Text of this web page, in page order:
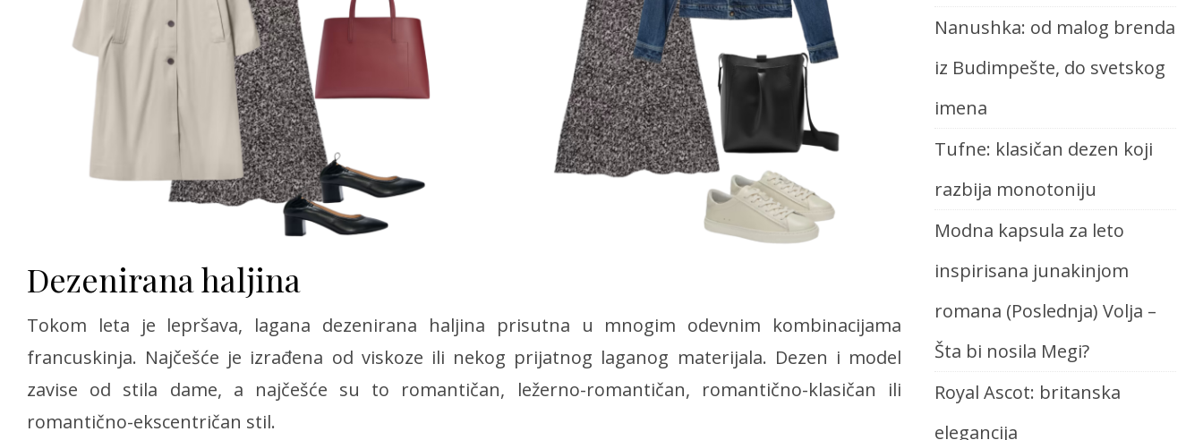
Dezenirana haljina
Tokom leta je lepršava, lagana dezenirana haljina prisutna u mnogim odevnim kombinacijama
francuskinja. Najčešće je izrađena od viskoze ili nekog prijatnog laganog materijala. Dezen i model
zavise od stila dame, a najčešće su to romantičan, ležerno-romantičan, romantično-klasičan ili
romantično-ekscentričan stil.
Nanushka: od malog brenda
iz Budimpešte, do svetskog
imena
Tufne: klasičan dezen koji
razbija monotoniju
Modna kapsula za leto
inspirisana junakinjom
romana (Poslednja) Volja –
Šta bi nosila Megi?
Royal Ascot: britanska
elegancija